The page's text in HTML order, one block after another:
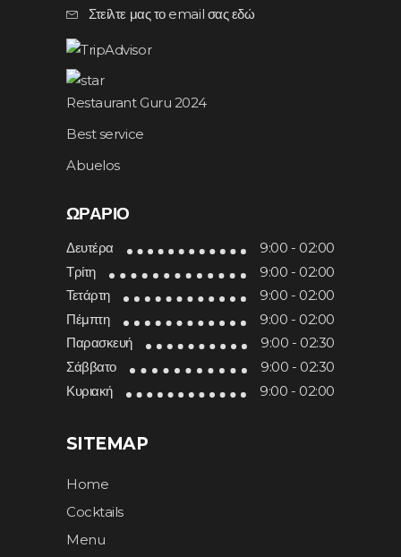
Στείλτε μας το email σας εδώ
Restaurant Guru 2024
Best service
Abuelos
ΩΡΆΡΙΟ
Δευτέρα
9:00 - 02:00
Τρίτη
9:00 - 02:00
Τετάρτη
9:00 - 02:00
Πέμπτη
9:00 - 02:00
Παρασκευή
9:00 - 02:30
Σάββατο
9:00 - 02:30
Κυριακή
9:00 - 02:00
SITEMAP
Home
Cocktails
Menu